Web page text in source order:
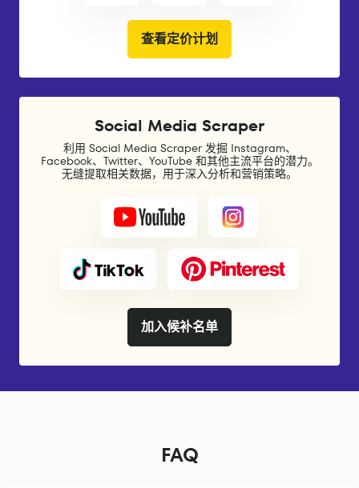
查看定价计划
Social Media Scraper
利用 Social Media Scraper 发掘 Instagram、
Facebook、Twitter、YouTube 和其他主流平台的潜力。
无缝提取相关数据，用于深入分析和营销策略。
加入候补名单
FAQ